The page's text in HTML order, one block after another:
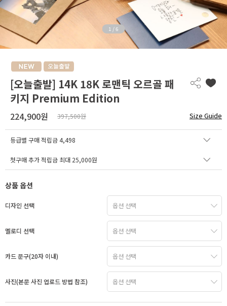
1 /6
[오늘출발] 14K 18K 로맨틱 오르골 패
키지 Premium Edition
224,900원 397,500원 Size Guide
등급별 구매 적립금4,498
첫구매 추가 적립금 최대 25,000원
상품 옵션
디자인 선택
멜로디 선택
카드 문구(20자 이내)
사진(본문 사진 업로드 방법 참조)